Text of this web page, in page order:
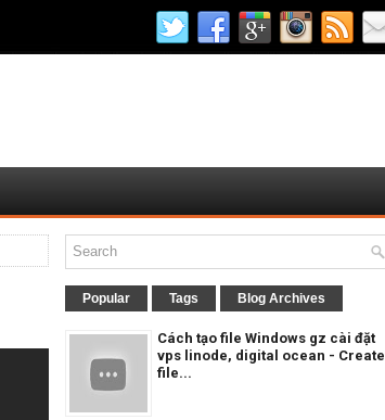
Popular Tags Blog Archives
Cách tạo file Windows gz cài đặt
vps linode, digital ocean - Create
file...